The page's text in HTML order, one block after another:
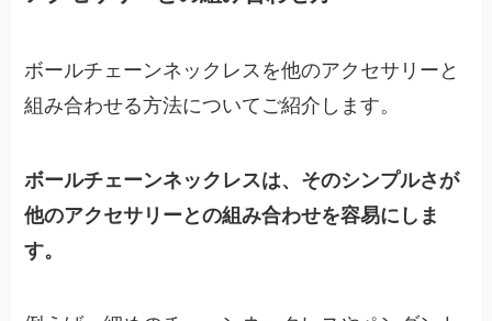
ボールチェーンネックレスを他のアクセサリーと
組み合わせる方法についてご紹介します。
ボールチェーンネックレスは、そのシンプルさが
他のアクセサリーとの組み合わせを容易にしま
す。